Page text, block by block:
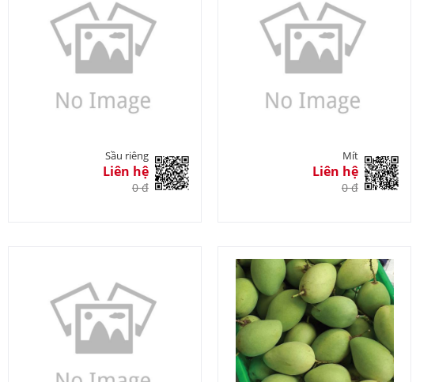
Sầu riêng
Liên hệ
0 đ
Mít
Liên hệ
0 đ